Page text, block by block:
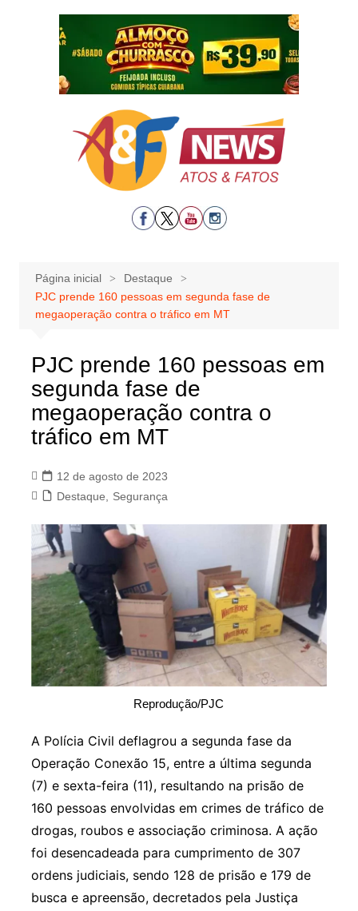
Página inicial
Destaque
PJC prende 160 pessoas em segunda fase de
megaoperação contra o tráfico em MT
PJC prende 160 pessoas em
segunda fase de
megaoperação contra o
tráfico em MT
12 de agosto de 2023
Destaque
Segurança
Reprodução/PJC
A Polícia Civil deflagrou a segunda fase da
Operação Conexão 15, entre a última segunda
(7) e sexta-feira (11), resultando na prisão de
160 pessoas envolvidas em crimes de tráfico de
drogas, roubos e associação criminosa. A ação
foi desencadeada para cumprimento de 307
ordens judiciais, sendo 128 de prisão e 179 de
busca e apreensão, decretados pela Justiça